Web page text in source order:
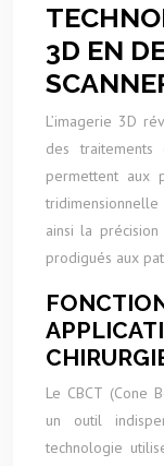
3D EN
L’imagerie 3D
des traitements
permettent aux
tridimensionnelle
ainsi la
prodigués aux
Le CBCT (Cone
un outil
technologie